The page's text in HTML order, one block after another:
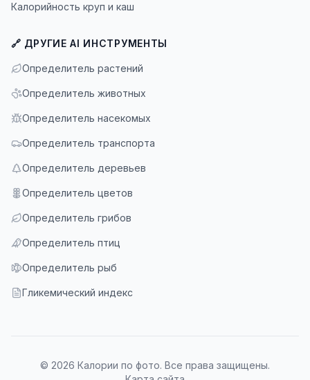
Калорийность круп и каш
🔗 ДРУГИЕ AI ИНСТРУМЕНТЫ
Определитель растений
Определитель животных
Определитель насекомых
Определитель транспорта
Определитель деревьев
Определитель цветов
Определитель грибов
Определитель птиц
Определитель рыб
Гликемический индекс
© 2026 Калории по фото. Все права защищены.